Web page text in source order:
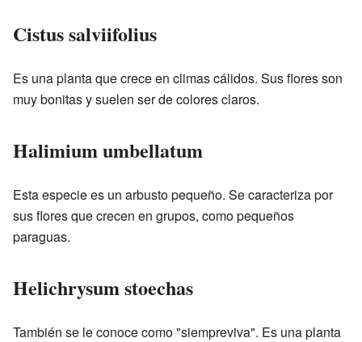
Cistus salviifolius
Es una planta que crece en climas cálidos. Sus flores son
muy bonitas y suelen ser de colores claros.
Halimium umbellatum
Esta especie es un arbusto pequeño. Se caracteriza por
sus flores que crecen en grupos, como pequeños
paraguas.
Helichrysum stoechas
También se le conoce como "siempreviva". Es una planta